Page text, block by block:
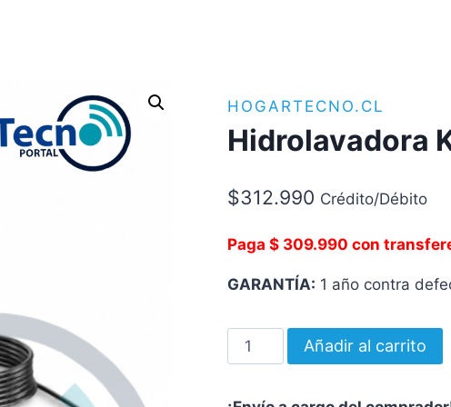
HOGARTECNO.CL
Hidrolavadora
$312.990 Crédito/Débito
Paga $ 309.990 con
GARANTÍA: 1 año contra
Hidrolavadora
Karcher
Añadir al carrito